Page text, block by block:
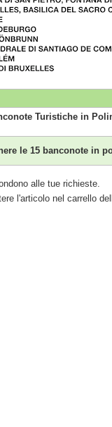
Turistiche in
le 15 banconote in
alle tue richieste.
l'articolo nel carrello